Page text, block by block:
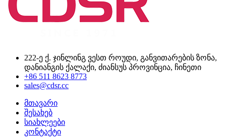
222-ე ქ. ჯინლინგ ვესთ როუდი, განვითარების ზონა,
დანიანგის ქალაქი, ძიანსუს პროვინცია, ჩინეთი
+86 511 8623 8773
sales@cdsr.cc
მთავარი
შესახებ
სიახლეები
კონტაქტი